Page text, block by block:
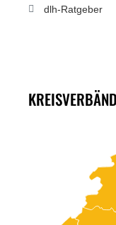
dlh-Ratgeber